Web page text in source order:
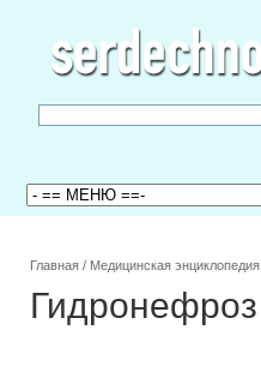
Главная / Медицинская энциклопедия
Гидронефроз